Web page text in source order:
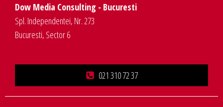
Dow Media Consulting - Bucuresti
Spl. Independentei, Nr. 273
Bucuresti, Sector 6
021 310 72 37